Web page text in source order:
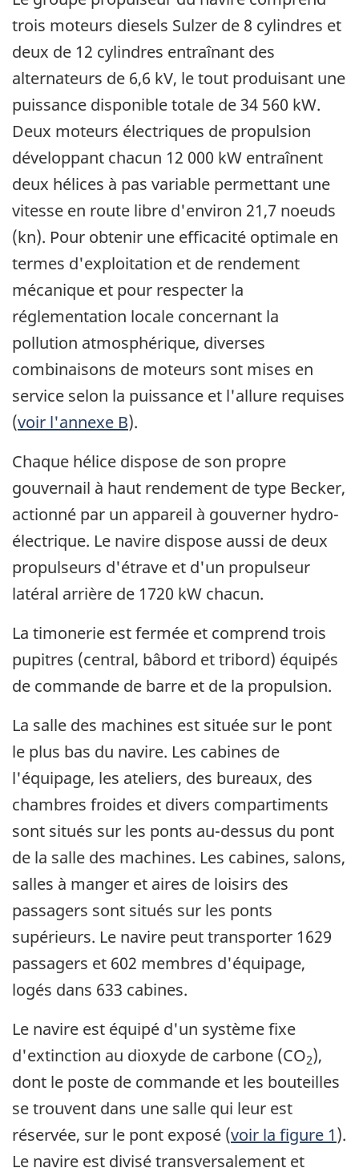
trois moteurs diesels Sulzer de 8 cylindres et
deux de 12 cylindres entraînant des
alternateurs de 6,6 kV, le tout produisant une
puissance disponible totale de 34 560 kW.
Deux moteurs électriques de propulsion
développant chacun 12 000 kW entraînent
deux hélices à pas variable permettant une
vitesse en route libre d'environ 21,7 noeuds
(kn). Pour obtenir une efficacité optimale en
termes d'exploitation et de rendement
mécanique et pour respecter la
réglementation locale concernant la
pollution atmosphérique, diverses
combinaisons de moteurs sont mises en
service selon la puissance et l'allure requises
(voir l'annexe B).
Chaque hélice dispose de son propre
gouvernail à haut rendement de type Becker,
actionné par un appareil à gouverner hydro-
électrique. Le navire dispose aussi de deux
propulseurs d'étrave et d'un propulseur
latéral arrière de 1720 kW chacun.
La timonerie est fermée et comprend trois
pupitres (central, bâbord et tribord) équipés
de commande de barre et de la propulsion.
La salle des machines est située sur le pont
le plus bas du navire. Les cabines de
l'équipage, les ateliers, des bureaux, des
chambres froides et divers compartiments
sont situés sur les ponts au-dessus du pont
de la salle des machines. Les cabines, salons,
salles à manger et aires de loisirs des
passagers sont situés sur les ponts
supérieurs. Le navire peut transporter 1629
passagers et 602 membres d'équipage,
logés dans 633 cabines.
Le navire est équipé d'un système fixe
d'extinction au dioxyde de carbone (CO2),
dont le poste de commande et les bouteilles
se trouvent dans une salle qui leur est
réservée, sur le pont exposé (voir la figure 1).
Le navire est divisé transversalement et